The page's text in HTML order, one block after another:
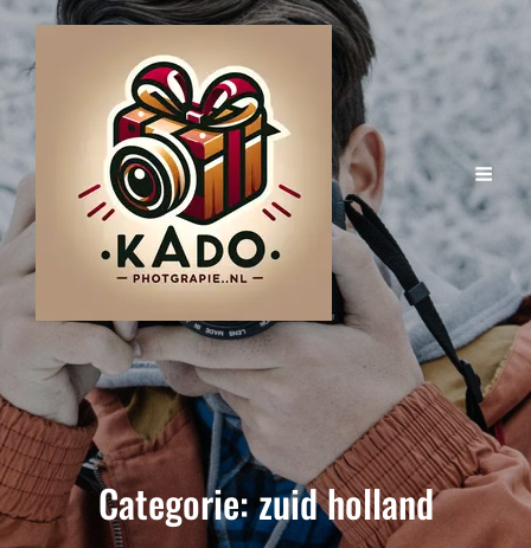
Categorie:zuid holland